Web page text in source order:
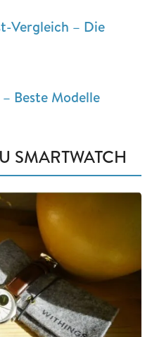
Vergleich – Die
Beste Modelle
SMARTWATCH